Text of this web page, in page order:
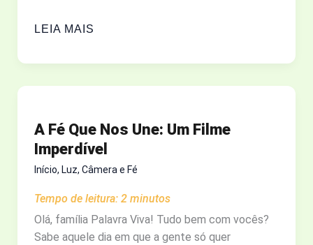
QUEM
EU
QUE
ACONTECE
QUANDO
CRÊ
NO
QUE
LEIA MAIS
A Fé Que Nos Une: Um Filme
Imperdível
Início, Luz, Câmera e Fé
Tempo de leitura: 2 minutos
Olá, família Palavra Viva! Tudo bem com vocês?
Sabe aquele dia em que a gente só quer